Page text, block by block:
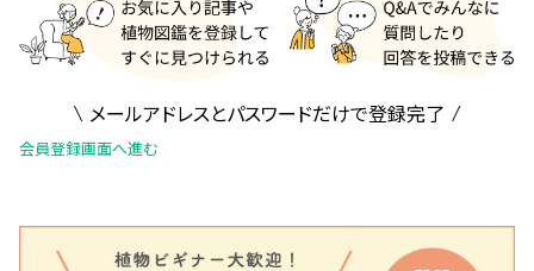
メールアドレスとパスワードだけで登録完了
会員登録画面へ進む